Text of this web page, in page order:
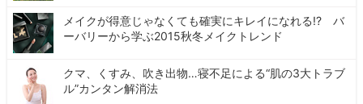
メイクが得意じゃなくても確実にキレイになれる!? バ
ーバリーから学ぶ2015秋冬メイクトレンド
クマ、くすみ、吹き出物…寝不足による“肌の3大トラブ
ル”カンタン解消法